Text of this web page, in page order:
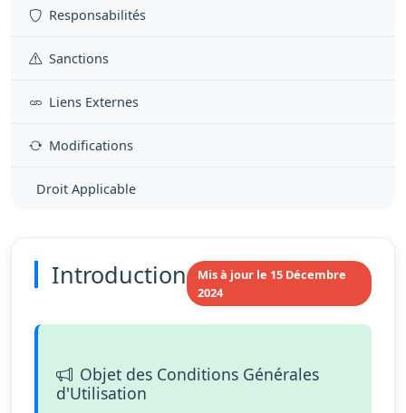
Responsabilités
Sanctions
Liens Externes
Modifications
Droit Applicable
Introduction
Mis à jour le 15 Décembre
2024
Objet des Conditions Générales
d'Utilisation